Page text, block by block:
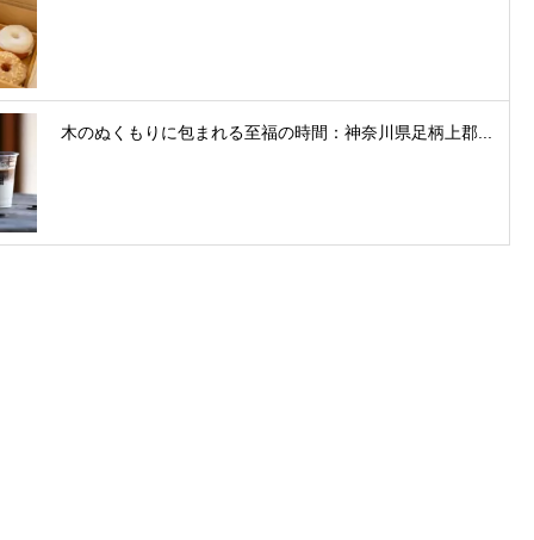
木のぬくもりに包まれる至福の時間：神奈川県足柄上郡...